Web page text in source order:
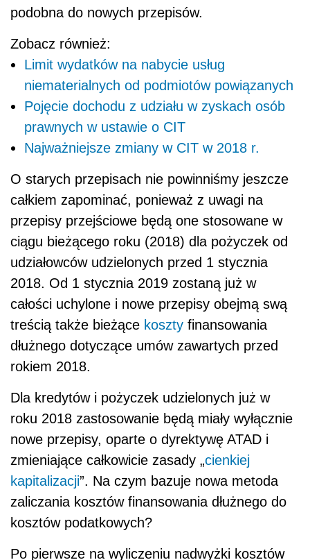
podobna do nowych przepisów.
Zobacz również:
Limit wydatków na nabycie usług
niematerialnych od podmiotów powiązanych
Pojęcie dochodu z udziału w zyskach osób
prawnych w ustawie o CIT
Najważniejsze zmiany w CIT w 2018 r.
O starych przepisach nie powinniśmy jeszcze
całkiem zapominać, ponieważ z uwagi na
przepisy przejściowe będą one stosowane w
ciągu bieżącego roku (2018) dla pożyczek od
udziałowców udzielonych przed 1 stycznia
2018. Od 1 stycznia 2019 zostaną już w
całości uchylone i nowe przepisy obejmą swą
treścią także bieżące koszty finansowania
dłużnego dotyczące umów zawartych przed
rokiem 2018.
Dla kredytów i pożyczek udzielonych już w
roku 2018 zastosowanie będą miały wyłącznie
nowe przepisy, oparte o dyrektywę ATAD i
zmieniające całkowicie zasady „cienkiej
kapitalizacji”. Na czym bazuje nowa metoda
zaliczania kosztów finansowania dłużnego do
kosztów podatkowych?
Po pierwsze na wyliczeniu nadwyżki kosztów